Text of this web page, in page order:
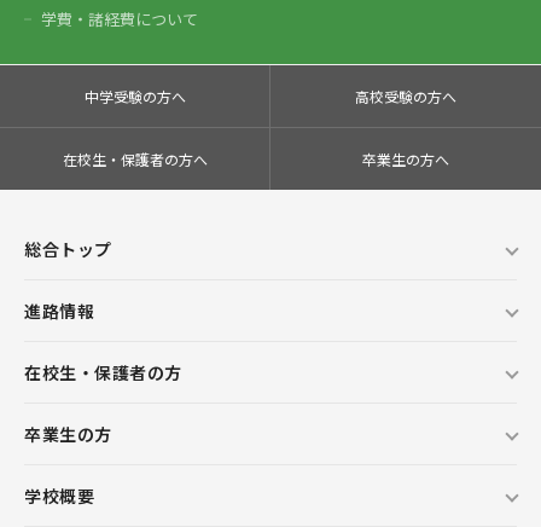
学費・諸経費について
中学受験の方へ 高校受験の方へ
在校生・保護者の方へ 卒業生の方へ
総合トップ
進路情報
在校生・保護者の方
卒業生の方
学校概要